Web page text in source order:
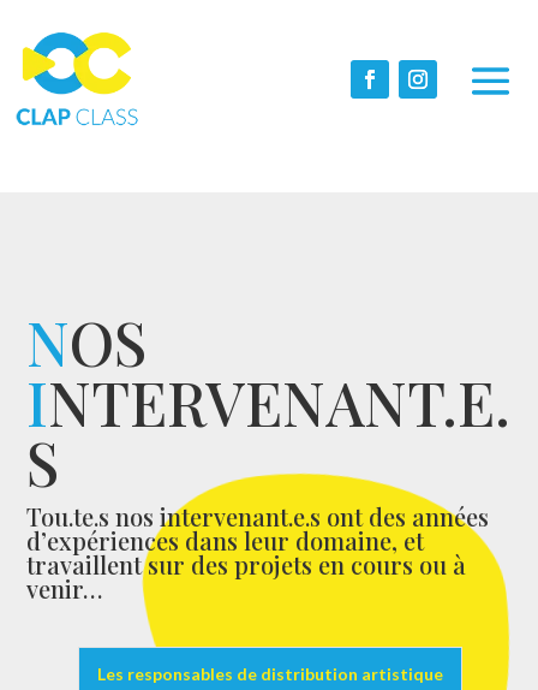
NOS
INTERVENANT.E.
S
Tou.te.s nos intervenant.e.s ont des années
d’expériences dans leur domaine, et
travaillent sur des projets en cours ou à
venir…
Les responsables de distribution artistique